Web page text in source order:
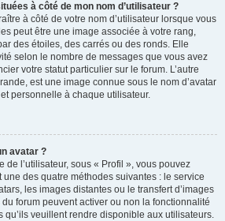
à côté de mon nom d’utilisateur ?
à côté de votre nom d’utilisateur lorsque vous
peut être une image associée à votre rang,
des étoiles, des carrés ou des ronds. Elle
selon le nombre de messages que vous avez
votre statut particulier sur le forum. L’autre
est une image connue sous le nom d’avatar
personnelle à chaque utilisateur.
avatar ?
de l’utilisateur, sous « Profil », vous pouvez
des quatre méthodes suivantes : le service
les images distantes ou le transfert d’images
forum peuvent activer ou non la fonctionnalité
qu’ils veuillent rendre disponible aux utilisateurs.